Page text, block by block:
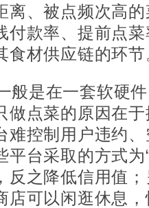
离、被点频次高
付款率、提前点
食材供应链的环节
般是在一套软硬
做点菜的原因在
难控制用户违约
平台采取的方式为
反之降低信用值
店可以闲逛休息